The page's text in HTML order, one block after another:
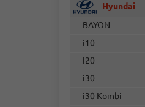
Hyundai
BAYON
i10
i20
i30
i30 Kombi